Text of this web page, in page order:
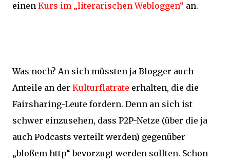
einen Kurs im „literarischen Webloggen“ an.
Was noch? An sich müssten ja Blogger auch
Anteile an der Kulturflatrate erhalten, die die
Fairsharing-Leute fordern. Denn an sich ist
schwer einzusehen, dass P2P-Netze (über die ja
auch Podcasts verteilt werden) gegenüber
„bloßem http“ bevorzugt werden sollten. Schon